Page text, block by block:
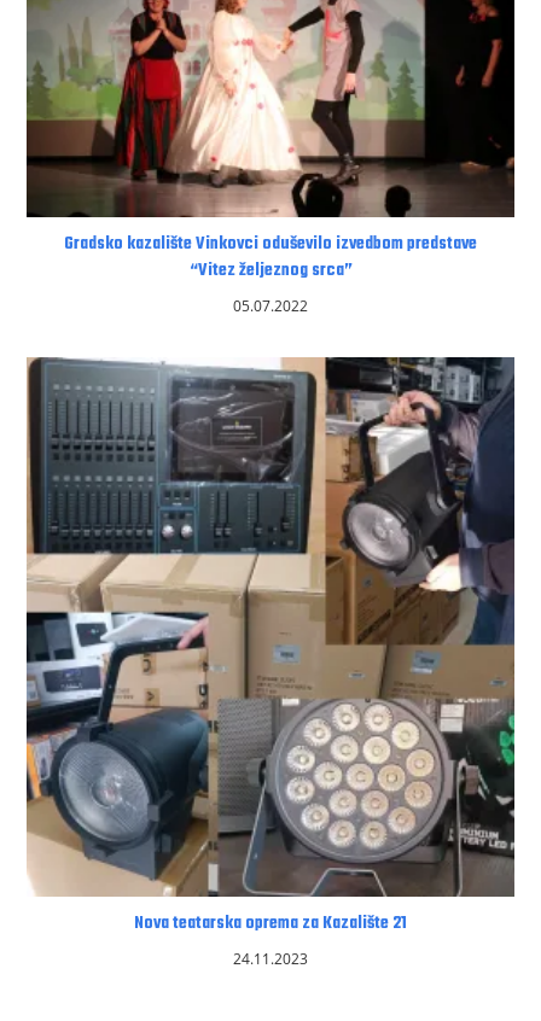
Gradsko kazalište Vinkovci oduševilo izvedbom predstave
“Vitez željeznog srca”
05.07.2022
Nova teatarska oprema za Kazalište 21
24.11.2023